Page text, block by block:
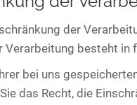
der
Verarbeitung besteht in
bei uns
das Recht, die